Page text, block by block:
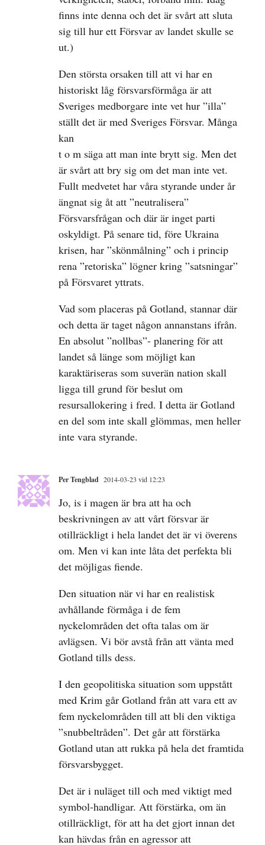
finns inte denna och det är svårt att sluta
sig till hur ett Försvar av landet skulle se
ut.)
Den största orsaken till att vi har en
historiskt låg försvarsförmåga är att
Sveriges medborgare inte vet hur ”illa”
ställt det är med Sveriges Försvar. Många
kan
t o m säga att man inte brytt sig. Men det
är svårt att bry sig om det man inte vet.
Fullt medvetet har våra styrande under år
ängnat sig åt att ”neutralisera”
Försvarsfrågan och där är inget parti
oskyldigt. På senare tid, före Ukraina
krisen, har ”skönmålning” och i princip
rena ”retoriska” lögner kring ”satsningar”
på Försvaret yttrats.
Vad som placeras på Gotland, stannar där
och detta är taget någon annanstans ifrån.
En absolut ”nollbas”- planering för att
landet så länge som möjligt kan
karaktäriseras som suverän nation skall
ligga till grund för beslut om
resursallokering i fred. I detta är Gotland
en del som inte skall glömmas, men heller
inte vara styrande.
Per Tengblad 2014-03-23 vid 12:23
Jo, is i magen är bra att ha och
beskrivningen av att vårt försvar är
otillräckligt i hela landet det är vi överens
om. Men vi kan inte låta det perfekta bli
det möjligas fiende.
Den situation när vi har en realistisk
avhållande förmåga i de fem
nyckelområden det ofta talas om är
avlägsen. Vi bör avstå från att vänta med
Gotland tills dess.
I den geopolitiska situation som uppstått
med Krim går Gotland från att vara ett av
fem nyckelområden till att bli den viktiga
”snubbeltråden”. Det går att förstärka
Gotland utan att rukka på hela det framtida
försvarsbygget.
Det är i nuläget till och med viktigt med
symbol-handligar. Att förstärka, om än
otillräckligt, för att ha det gjort innan det
kan hävdas från en agressor att